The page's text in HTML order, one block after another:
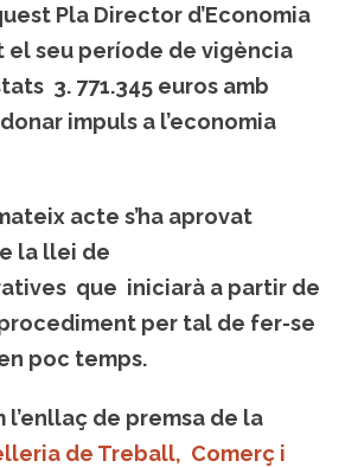
Pla Director d’Economia
el seu període de vigència
3. 771.345 euros amb
impuls a l’economia
acte s’ha aprovat
la llei de
que iniciarà a partir de
per tal de fer-se
poc temps.
de premsa de la
de Treball, Comerç i